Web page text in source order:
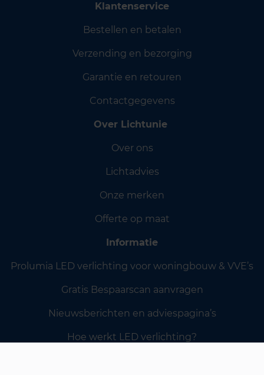
Klantenservice
Bestellen en betalen
Verzending en bezorging
Garantie en retouren
Contactgegevens
Over Lichtunie
Over ons
Lichtadvies
Onze merken
Offerte op maat
Informatie
Prolumia LED verlichting voor woningbouw & VVE’s
Gratis Bespaarscan aanvragen
Nieuwsberichten en adviespagina’s
Hoe werkt LED verlichting?